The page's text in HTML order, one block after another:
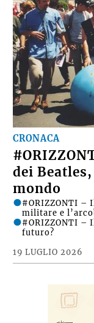
CRONACA
dei
mondo
19 LUGLIO 2026
#ORIZZONTI –
militare e
#ORIZZONTI –
futuro?